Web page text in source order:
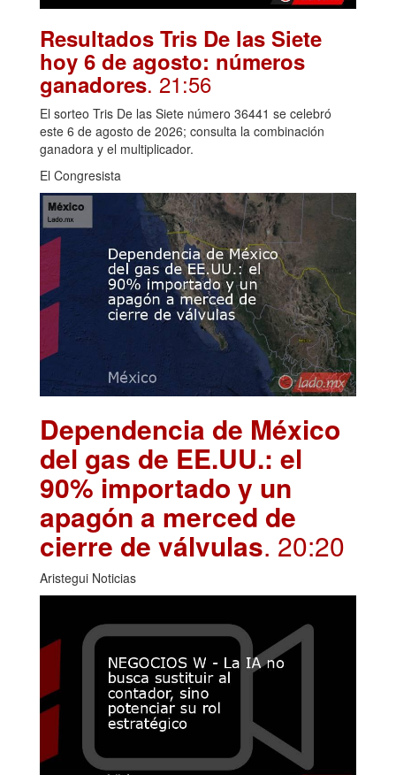
Resultados Tris De las Siete
hoy 6 de agosto: números
ganadores. 21:56
El sorteo Tris De las Siete número 36441 se celebró
este 6 de agosto de 2026; consulta la combinación
ganadora y el multiplicador.
El Congresista
Dependencia de México
del gas de EE.UU.: el
90% importado y un
apagón a merced de
cierre de válvulas. 20:20
Aristegui Noticias